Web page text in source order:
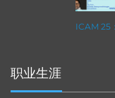
ICAM 25
职业生涯